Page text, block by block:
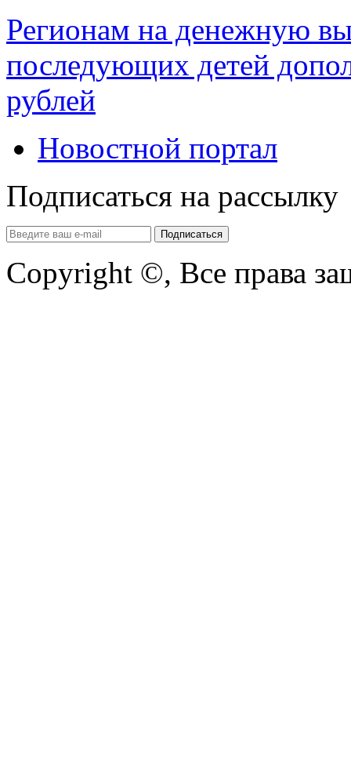
Регионам на денежную
последующих детей
рублей
Новостной портал
Подписаться на рассылку
Copyright ©, Все права